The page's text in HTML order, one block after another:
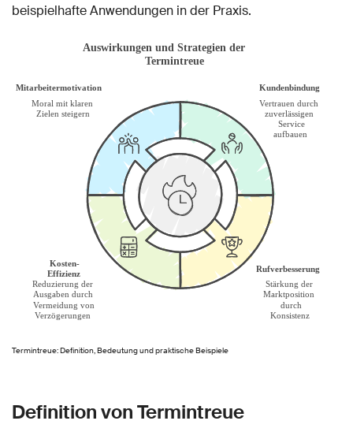
beispielhafte Anwendungen in der Praxis.
Termintreue: Definition, Bedeutung und praktische Beispiele
Definition von Termintreue